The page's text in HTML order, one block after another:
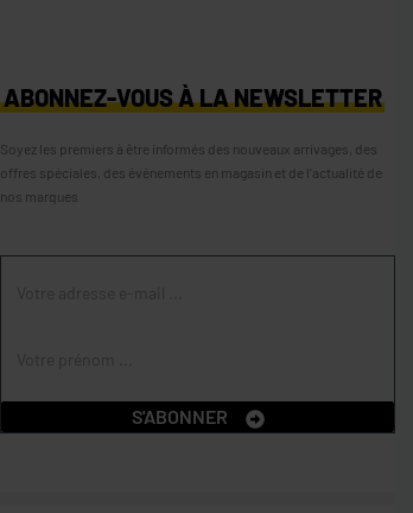
ABONNEZ-VOUS À LA NEWSLETTER
Soyez les premiers à être informés des nouveaux arrivages, des
offres spéciales, des événements en magasin et de l’actualité de
nos marques
S'ABONNER